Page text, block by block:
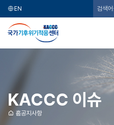
EN
국
가
KACCC 이슈
홈공지사항